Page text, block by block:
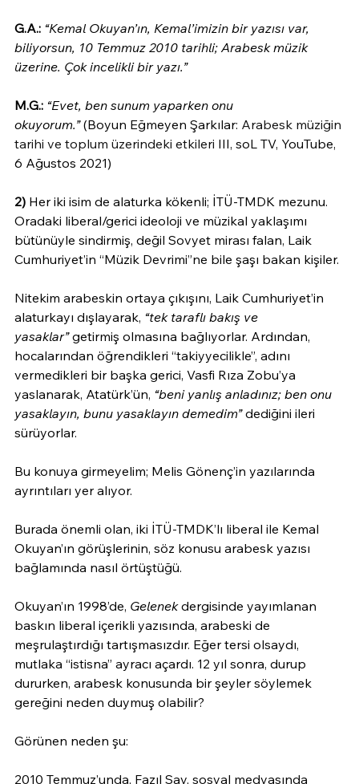
G.A.: “Kemal Okuyan’ın, Kemal’imizin bir yazısı var,
biliyorsun, 10 Temmuz 2010 tarihli; Arabesk müzik
üzerine. Çok incelikli bir yazı.”
M.G.: “Evet, ben sunum yaparken onu
okuyorum.” (Boyun Eğmeyen Şarkılar: Arabesk müziğin
tarihi ve toplum üzerindeki etkileri III, soL TV, YouTube,
6 Ağustos 2021)
2) Her iki isim de alaturka kökenli; İTÜ-TMDK mezunu.
Oradaki liberal/gerici ideoloji ve müzikal yaklaşımı
bütünüyle sindirmiş, değil Sovyet mirası falan, Laik
Cumhuriyet’in “Müzik Devrimi”ne bile şaşı bakan kişiler.
Nitekim arabeskin ortaya çıkışını, Laik Cumhuriyet’in
alaturkayı dışlayarak, “tek taraflı bakış ve
yasaklar” getirmiş olmasına bağlıyorlar. Ardından,
hocalarından öğrendikleri “takiyyecilikle”, adını
vermedikleri bir başka gerici, Vasfi Rıza Zobu’ya
yaslanarak, Atatürk’ün, “beni yanlış anladınız; ben onu
yasaklayın, bunu yasaklayın demedim” dediğini ileri
sürüyorlar.
Bu konuya girmeyelim; Melis Gönenç’in yazılarında
ayrıntıları yer alıyor.
Burada önemli olan, iki İTÜ-TMDK’lı liberal ile Kemal
Okuyan’ın görüşlerinin, söz konusu arabesk yazısı
bağlamında nasıl örtüştüğü.
Okuyan’ın 1998’de, Gelenek dergisinde yayımlanan
baskın liberal içerikli yazısında, arabeski de
meşrulaştırdığı tartışmasızdır. Eğer tersi olsaydı,
mutlaka “istisna” ayracı açardı. 12 yıl sonra, durup
dururken, arabesk konusunda bir şeyler söylemek
gereğini neden duymuş olabilir?
Görünen neden şu:
2010 Temmuz’unda, Fazıl Say, sosyal medyasında